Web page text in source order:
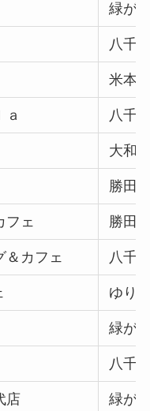
緑が
八千
米本
ａ 八千
大和
勝田
フェ 勝田
カフェ 八千
ゆり
緑が
八千
店 緑が